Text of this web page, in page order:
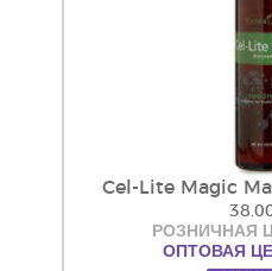
Cel-Lite Magic
РОЗНИЧНАЯ
ОПТОВАЯ